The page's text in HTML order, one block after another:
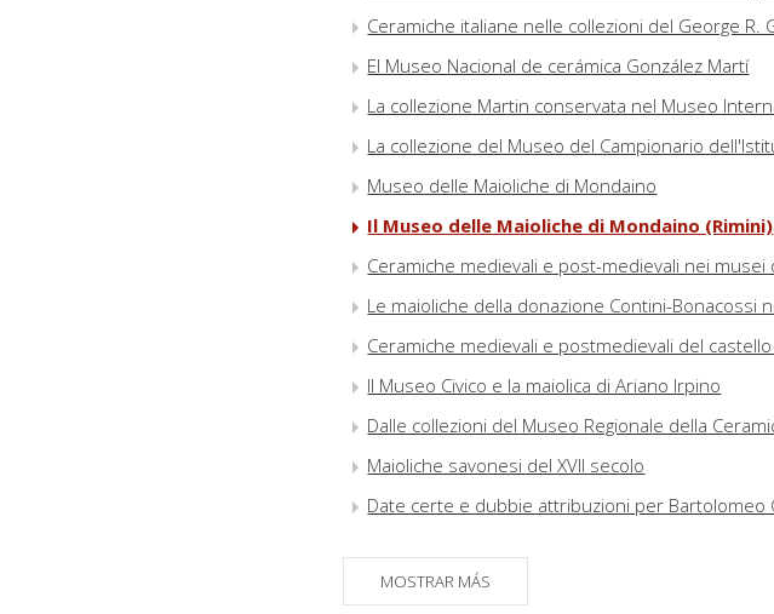
Ceramiche italiane nelle collezioni del George
El Museo Nacional de cerámica González Martí
La collezione Martin conservata nel Museo
La collezione del Museo del Campionario
Museo delle Maioliche di Mondaino
Il Museo delle Maioliche di Mondaino (Rimini)
Ceramiche medievali e post-medievali nei musei
Le maioliche della donazione Contini-Bonacossi
Ceramiche medievali e postmedievali del
Il Museo Civico e la maiolica di Ariano Irpino
Dalle collezioni del Museo Regionale della
Maioliche savonesi del XVII secolo
Date certe e dubbie attribuzioni per Bartolomeo
Venezia
MOSTRAR MÁS